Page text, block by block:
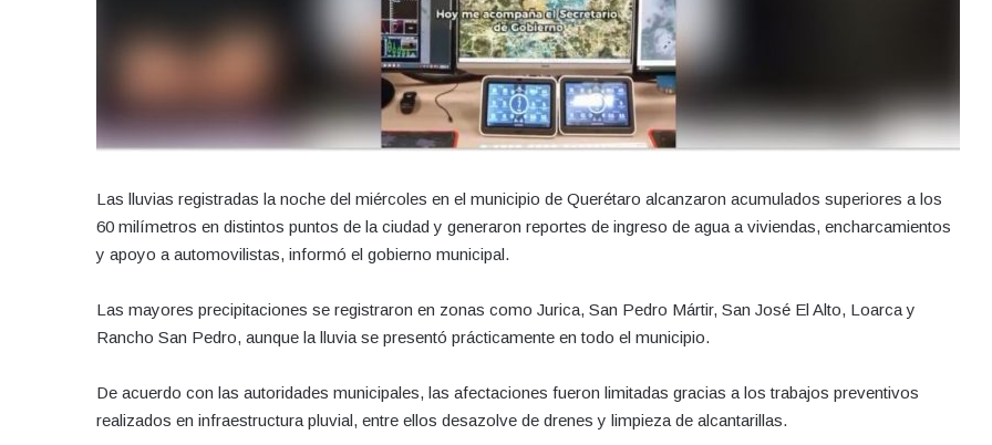
Las lluvias registradas la noche del miércoles en el municipio de Querétaro alcanzaron acumulados superiores a los
60 milímetros en distintos puntos de la ciudad y generaron reportes de ingreso de agua a viviendas, encharcamientos
y apoyo a automovilistas, informó el gobierno municipal.
Las mayores precipitaciones se registraron en zonas como Jurica, San Pedro Mártir, San José El Alto, Loarca y
Rancho San Pedro, aunque la lluvia se presentó prácticamente en todo el municipio.
De acuerdo con las autoridades municipales, las afectaciones fueron limitadas gracias a los trabajos preventivos
realizados en infraestructura pluvial, entre ellos desazolve de drenes y limpieza de alcantarillas.